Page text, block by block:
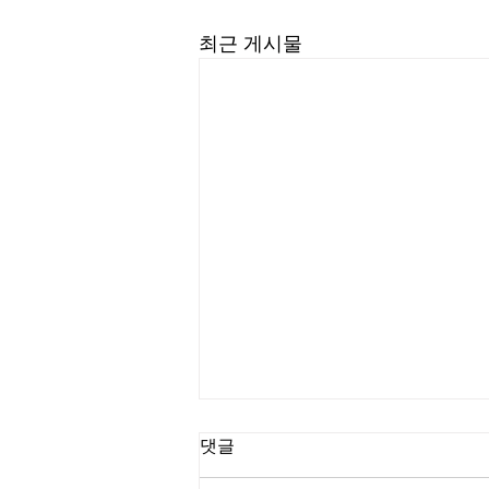
최근 게시물
길요나 목사
“한계를 넘어서는 인생을 살라” (삼
댓글